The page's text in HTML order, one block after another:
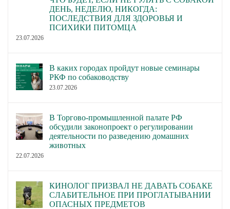
ДЕНЬ, НЕДЕЛЮ, НИКОГДА:
ПОСЛЕДСТВИЯ ДЛЯ ЗДОРОВЬЯ И
ПСИХИКИ ПИТОМЦА
23.07.2026
В каких городах пройдут новые семинары
РКФ по собаководству
23.07.2026
В Торгово-промышленной палате РФ
обсудили законопроект о регулировании
деятельности по разведению домашних
животных
22.07.2026
КИНОЛОГ ПРИЗВАЛ НЕ ДАВАТЬ СОБАКЕ
СЛАБИТЕЛЬНОЕ ПРИ ПРОГЛАТЫВАНИИ
ОПАСНЫХ ПРЕДМЕТОВ